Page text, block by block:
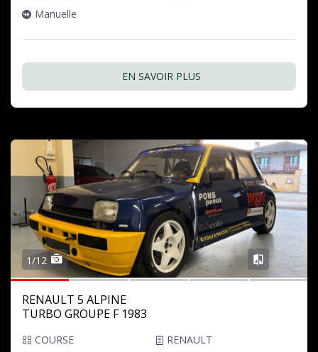
Manuelle
EN SAVOIR PLUS
1/12
RENAULT 5 ALPINE
TURBO GROUPE F 1983
COURSE RENAULT